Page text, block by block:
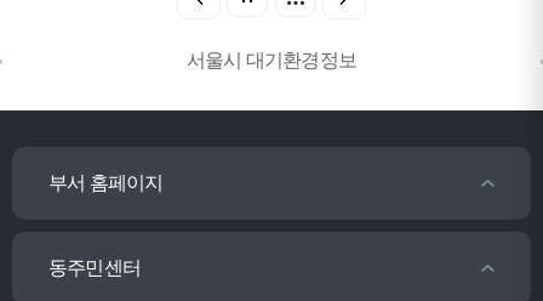
서울시 대기환경정보
부서 홈페이지
동주민센터